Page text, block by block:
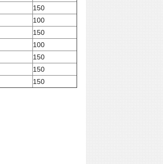
150
100
150
100
150
150
150